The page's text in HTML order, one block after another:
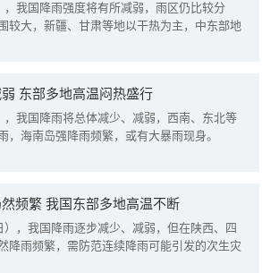
我国降雨强度将有所减弱，雨区仍比较分
较大，新疆、甘肃等地以干热为主，中东部地
东部多地高温闷热盛行
我国降雨将总体减少、减弱，西南、东北等
，海南岛强降雨频繁，或有大暴雨现身。
频繁 我国东部多地高温不断
，我国降雨逐步减少、减弱，但在陕西、四
降雨频繁，需防范连续降雨可能引发的次生灾